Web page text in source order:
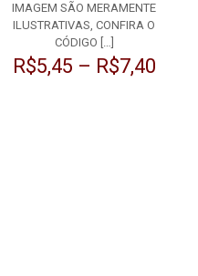
IMAGEM SÃO MERAMENTE
ILUSTRATIVAS, CONFIRA O
CÓDIGO […]
R$5,45 – R$7,40